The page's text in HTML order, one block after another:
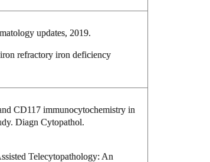
updates, 2019.
refractory iron deficiency
CD117 immunocytochemistry in
Diagn Cytopathol.
Telecytopathology: An